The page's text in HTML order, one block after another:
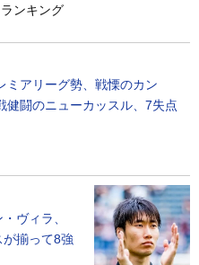
ンキング
ミアリーグ勢、戦慄のカン
闘のニューカッスル、7失点
ヴィラ、
揃って8強